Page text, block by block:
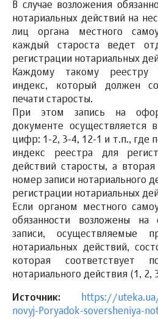
В случае возложения
нотариальных действий на
лиц органа местного
каждый староста ведет
регистрации нотариальных
Каждому такому реестру
индекс, который должен
печати старосты.
При этом запись на
документе осуществляется
цифр: 1-2, 3-4, 12-1 и т.п., где
индекс реестра для
действий старосты, а
номер записи нотариального
регистрации нотариальных
Если органом местного
обязанности возложены на
записи, осуществляемые
нотариальных действий,
которая соответствует
нотариального действия (1, 2,
Источник:
https://
novyj-Poryadok-soversheniya-